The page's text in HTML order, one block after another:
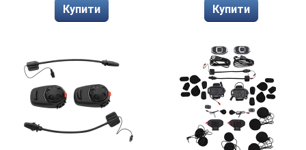
Купити Купити